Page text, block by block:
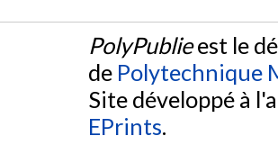
PolyPublieest le
de Polytechnique
Site développé à
EPrints.